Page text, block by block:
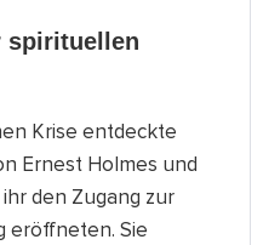
spirituellen
Krise entdeckte
Ernest Holmes und
den Zugang zur
eröffneten. Sie